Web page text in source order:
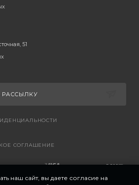
51
РАССЫЛКУ
СОГЛАШЕНИЕ
наш сайт, вы даете согласие на